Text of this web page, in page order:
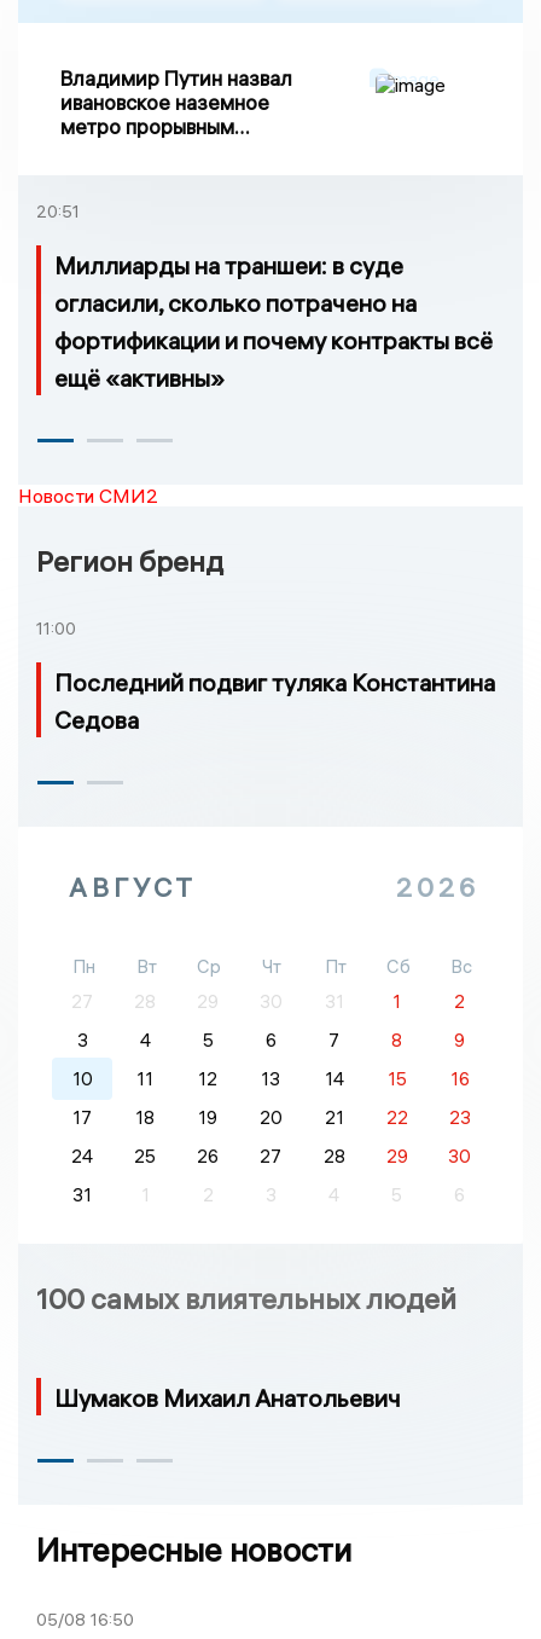
Владимир Путин назвал
ивановское наземное
метро прорывным
20:51
Миллиарды на траншеи: в суде
огласили, сколько потрачено на
фортификации и почему контракты всё
ещё «активны»
Новости СМИ2
Регион бренд
11:00
Последний подвиг туляка Константина
Седова
АВГУСТ 2026
Пн Вт Ср Чт Пт Сб
Вс
27
28 29 30 31 1
2
3
4 5 6 7 8
9
10
11 12 13 14 15
16
17
18 19 20 21 22
23
24
25 26 27 28 29
30
31
1 2 3 4 5 6
100 самых влиятельных людей
Шумаков Михаил Анатольевич
Интересные новости
05/08 16:50